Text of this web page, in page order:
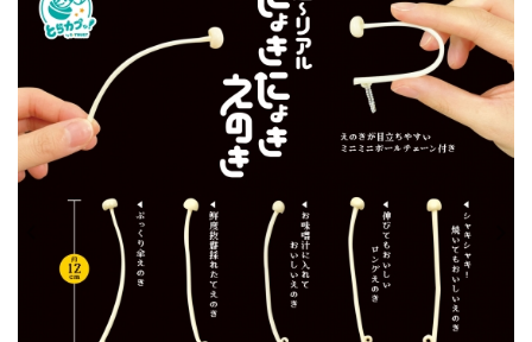
入荷スケジュールをチェック
カプセルトイマシン本体
販促用空カプセル
レンタル